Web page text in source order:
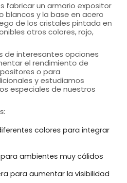
fabricar un armario expositor
blancos y la base en acero
de los cristales pintada en
otros colores, rojo,
de interesantes opciones
el rendimiento de
o para
y estudiamos
especiales de nuestros
colores para integrar
ambientes muy cálidos
para aumentar la visibilidad